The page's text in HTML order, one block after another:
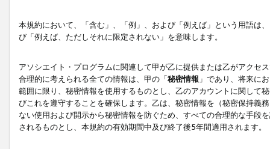
本規約において、「含む」、「例」、および「例えば」という用語は
び「例えば、ただしそれに限定されない」を意味します。
アソシエイト・プログラムに関連して甲が乙に提供または乙がアクセ
合理的に考えられる全ての情報は、甲の「秘密情報 」であり、将来に
範囲に限り、秘密情報を使用するものとし、乙のアカウントに関して
びこれを遵守することを確保します。乙は、秘密情報を（秘密保持義
ない使用および開示から秘密情報を防ぐため、すべての合理的な手段
されるものとし、本規約の有効期間中及び終了後5年間適用されます。